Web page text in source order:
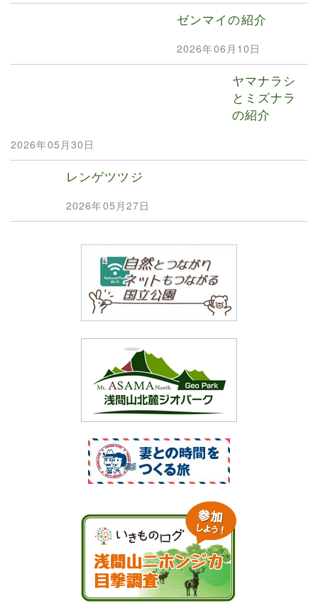
ゼンマイの紹介
2026年06月10日
ヤマナラシ
とミズナラ
の紹介
2026年05月30日
レンゲツツジ
2026年05月27日